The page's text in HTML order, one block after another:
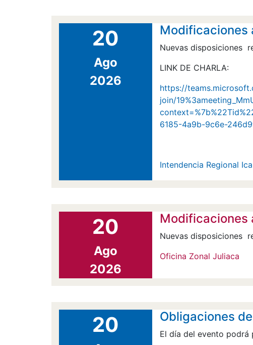
20
Ago
2026
Modificaciones
Nuevas disposiciones
LINK DE CHARLA:
https://
join/
6185-4a9b-9c6e-
Intendencia Regional Ica
20
Ago
2026
Modificaciones
Nuevas disposiciones
Oficina Zonal Juliaca
20 Obligaciones
El día del evento